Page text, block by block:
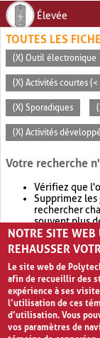
Élevée
TOUTES LES
(X) Outil électronique
(X) Activités courtes
(X) Sporadiques
(X) Activités
Votre recherche
Vérifiez que
Supprimez
rechercher
souvent plus
Envisagez
retournera
NOTRE SITE
REHAUSSER
Le site web de
afin de recueillir des
expérience à ses
l’utilisation de ces
d’utilisation. Vous
vos paramètres de